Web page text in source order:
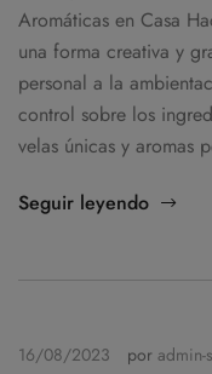
Aromáticas en Casa
una forma creativa y
personal a la
control sobre los
velas únicas y aromas
Seguir leyendo
16/08/2023 por admin-